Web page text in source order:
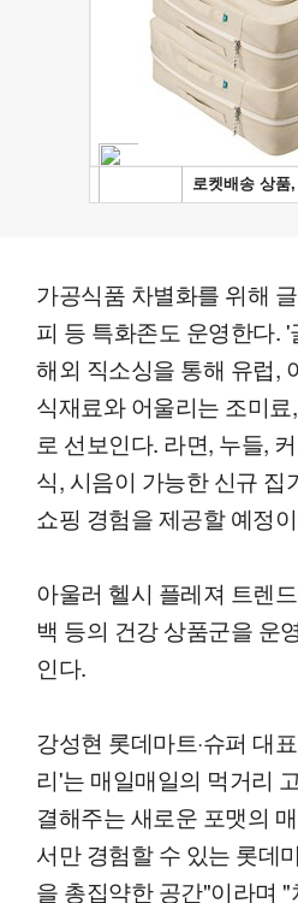
가공식품 차별화를 위해
피 등 특화존도 운영한다.
해외 직소싱을 통해 유럽,
식재료와 어울리는 조미
로 선보인다. 라면, 누들,
식, 시음이 가능한 신규 집
쇼핑 경험을 제공할 예정
아울러 헬시 플레져 트렌
백 등의 건강 상품군을 운
인다.
강성현 롯데마트·슈퍼 대
리'는 매일매일의 먹거리
결해주는 새로운 포맷의
서만 경험할 수 있는 롯데
을 총집약한 공간"이라며